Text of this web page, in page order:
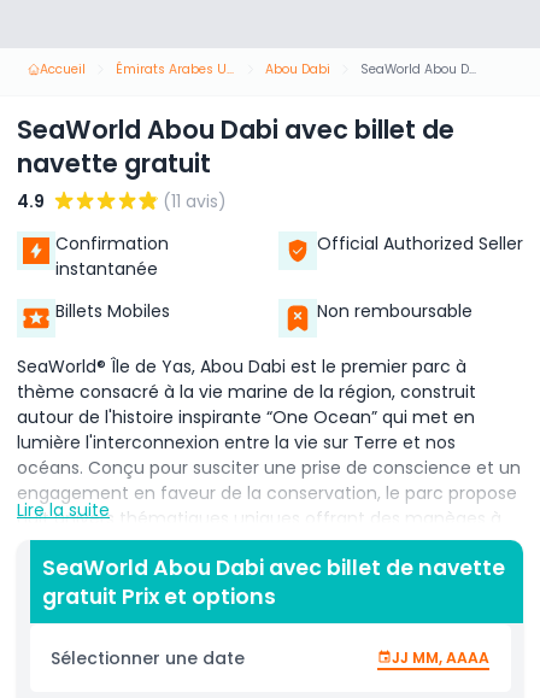
Accueil Émirats Arabes Unis Abou Dabi SeaWorld Abou Dabi avec billet de navette gratuit
SeaWorld Abou Dabi avec billet de
navette gratuit
4.9
(11 avis)
Confirmation
instantanée
Official Authorized Seller
Billets Mobiles Non remboursable
SeaWorld® Île de Yas, Abou Dabi est le premier parc à
thème consacré à la vie marine de la région, construit
autour de l'histoire inspirante “One Ocean” qui met en
lumière l'interconnexion entre la vie sur Terre et nos
océans. Conçu pour susciter une prise de conscience et un
engagement en faveur de la conservation, le parc propose
huit univers thématiques uniques offrant des manèges à
sensations, des spectacles immersifs, une restauration de
classe mondiale et des boutiques. SeaWorld Abou Dabi est
dédié aux normes les plus élevées de bien‑être animal, en
suivant les meilleures pratiques internationales. Ses
habitats de nouvelle génération sont créés avec une
technologie de pointe et une approche axée sur le
Lire la suite
SeaWorld Abou Dabi avec billet de navette
gratuit Prix et options
Sélectionner une date JJ MM, AAAA